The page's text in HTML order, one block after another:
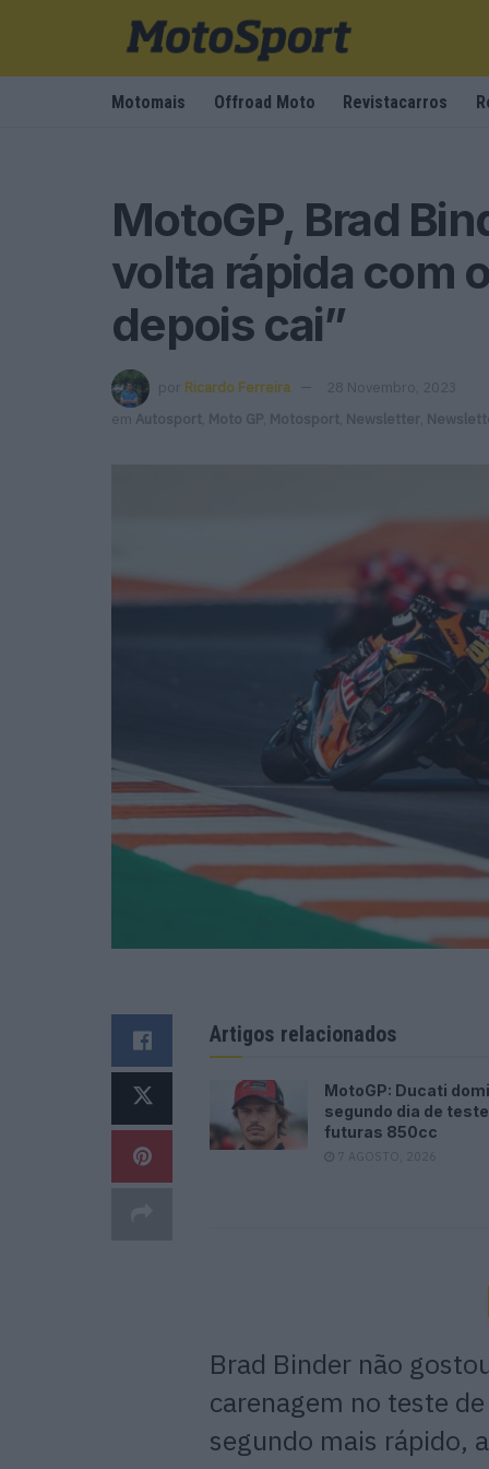
Motomais Offroad Moto Revistacarros
MotoGP, Brad
volta rápida com
depois cai”
por Ricardo Ferreira
28 Novembro, 2023
em
Autosport Moto GP Motosport Newsletter
Artigos relacionados
MotoGP: Ducati
segundo dia de
futuras 850cc
7 AGOSTO, 2026
Brad Binder não
carenagem no teste
segundo mais rápido,